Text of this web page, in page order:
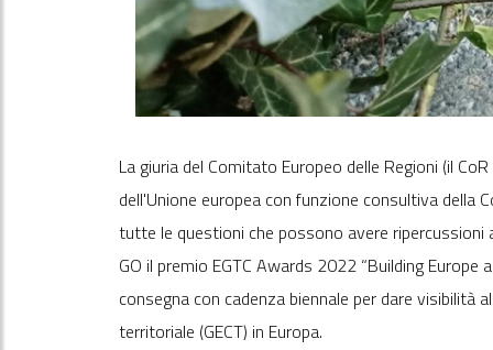
La giuria del Comitato Europeo delle Regioni (il
dell'Unione europea con funzione consultiva della
tutte le questioni che possono avere ripercussioni
GO il premio EGTC Awards 2022 “Building
consegna con cadenza biennale per dare visibilità
territoriale (GECT) in Europa.